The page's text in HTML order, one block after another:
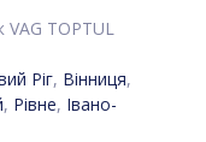
TOPTUL
Ріг, Вінниця,
, Рівне, Івано-